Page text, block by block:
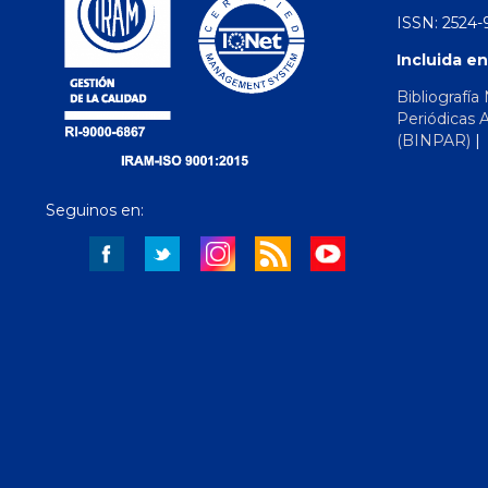
Seguinos en:
ISSN:
Incluida
Bibliografía
Periódicas
(BINPAR) |